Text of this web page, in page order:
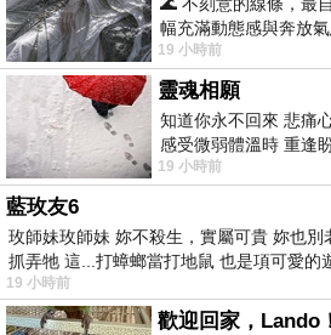
🌊 不刻意的線條，最
幅充滿動態感與奔放
藍色顏料在白色畫布上
19 小時前
靈魂相願
知道你永不回來 悲痛
感受微弱體溫時 重逢
此刻忍淚說別離 他日靈
19 小時前
藍玫友6
玫師妹玫師妹 妳不殺生，實屬可貴 妳也別
抓弄牠 這...打蟑螂當打地鼠 也是項可愛的
19 小時前
歡迎回家，Lando！